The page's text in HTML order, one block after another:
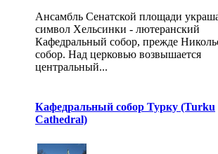
Ансамбль Сенатской площади
символ Хельсинки - лютеранский
Кафедральный собор, прежде
собор. Над церковью возвышается
центральный...
Кафедральный собор Турку (Turku
Cathedral)